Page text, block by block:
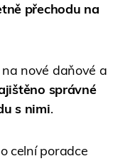
přechodu na
nové daňové a
správné
s nimi.
celní poradce